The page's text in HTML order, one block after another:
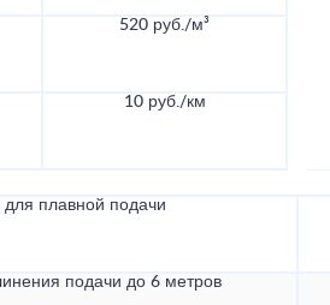
520 руб./м³
10 руб./км
для плавной подачи
подачи до 6 метров